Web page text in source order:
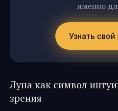
именно
Узнать свой
Луна как символ
зрения